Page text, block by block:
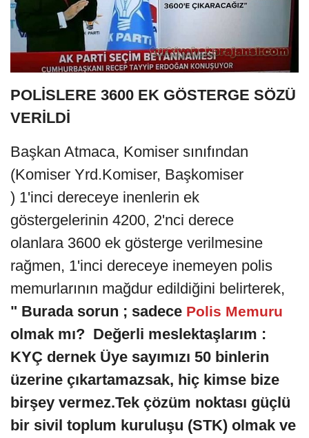
POLİSLERE 3600 EK GÖSTERGE SÖZÜ
VERİLDİ
Başkan Atmaca, Komiser sınıfından
(Komiser Yrd.Komiser, Başkomiser
) 1'inci dereceye inenlerin ek
göstergelerinin 4200, 2'nci derece
olanlara 3600 ek gösterge verilmesine
rağmen, 1'inci dereceye inemeyen polis
memurlarının mağdur edildiğini belirterek,
" Burada sorun ; sadece Polis Memuru
olmak mı? Değerli meslektaşlarım :
KYÇ dernek Üye sayımızı 50 binlerin
üzerine çıkartamazsak, hiç kimse bize
birşey vermez.Tek çözüm noktası güçlü
bir sivil toplum kuruluşu (STK) olmak ve